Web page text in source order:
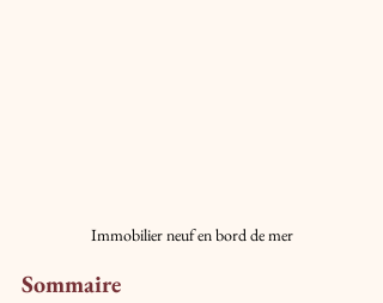
Immobilier neuf en bord de mer
Sommaire